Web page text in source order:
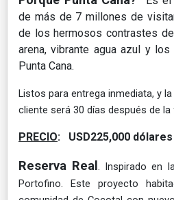
de más de 7 millones de
de los hermosos contrastes
arena, vibrante agua azul y
Punta Cana.
Listos para entrega inmediata, y
cliente será 30 días después de la
PRECIO: USD225,000
Reserva Real. Inspirado en
Portofino. Este proyecto